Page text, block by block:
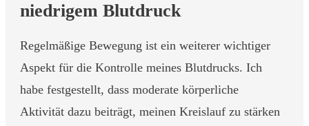
niedrigem Blutdruck
Regelmäßige Bewegung ist ein weiterer wichtiger
Aspekt für die Kontrolle meines Blutdrucks. Ich
habe festgestellt, dass moderate körperliche
Aktivität dazu beiträgt, meinen Kreislauf zu stärken